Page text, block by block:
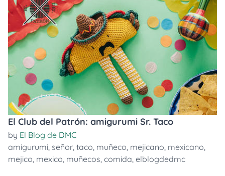
El Club del Patrón: amigurumi Sr. Taco
by El Blog de DMC
amigurumi, señor, taco, muñeco, mejicano, mexicano,
mejico, mexico, muñecos, comida, elblogdedmc